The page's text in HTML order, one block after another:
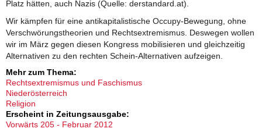
Platz hätten, auch Nazis (Quelle: derstandard.at).
Wir kämpfen für eine antikapitalistische Occupy-Bewegung, ohne
Verschwörungstheorien und Rechtsextremismus. Deswegen wollen
wir im März gegen diesen Kongress mobilisieren und gleichzeitig
Alternativen zu den rechten Schein-Alternativen aufzeigen.
Mehr zum Thema:
Rechtsextremismus und Faschismus
Niederösterreich
Religion
Erscheint in Zeitungsausgabe:
Vorwärts 205 - Februar 2012